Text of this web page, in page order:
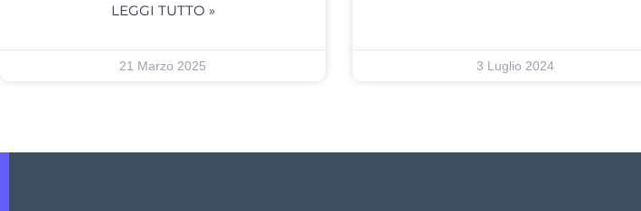
LEGGI TUTTO »
21 Marzo 2025 3 Luglio 2024